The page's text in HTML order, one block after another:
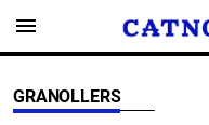
menu
GRANOLLERS